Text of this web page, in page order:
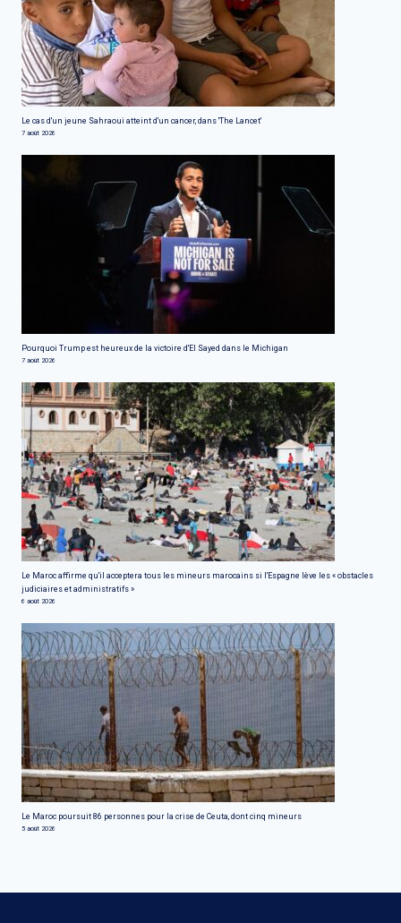
Le cas d'un jeune Sahraoui atteint d'un cancer, dans 'The Lancet'
7 août 2026
Pourquoi Trump est heureux de la victoire d'El Sayed dans le Michigan
7 août 2026
Le Maroc affirme qu'il acceptera tous les mineurs marocains si l'Espagne lève les « obstacles
judiciaires et administratifs »
6 août 2026
Le Maroc poursuit 86 personnes pour la crise de Ceuta, dont cinq mineurs
5 août 2026